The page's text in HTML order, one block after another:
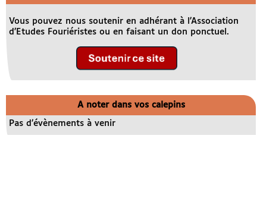
Vous pouvez nous soutenir en adhérant à l’Association
d’Etudes Fouriéristes ou en faisant un don ponctuel.
A noter dans vos calepins
Pas d’évènements à venir